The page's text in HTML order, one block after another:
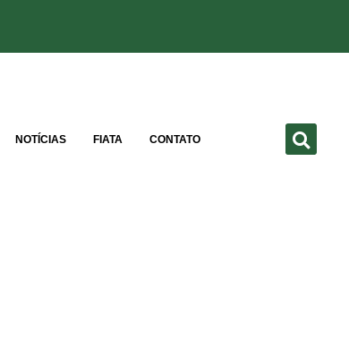
NOTÍCIAS FIATA CONTATO